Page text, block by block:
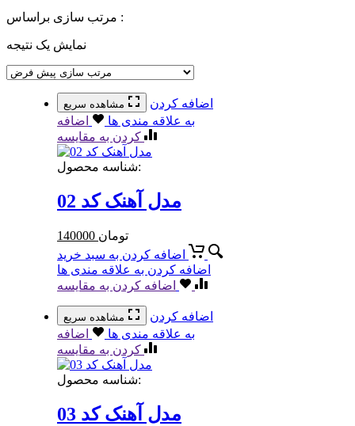
مرتب سازی براساس :
نمایش یک نتیجه
مشاهده سریع
اضافه کردن
به علاقه مندی ها
اضافه
کردن به مقایسه
شناسه محصول:
مدل آهنک کد 02
140000 تومان
اضافه کردن به سبد خرید
اضافه کردن به علاقه مندی ها
اضافه کردن به مقایسه
مشاهده سریع
اضافه کردن
به علاقه مندی ها
اضافه
کردن به مقایسه
شناسه محصول:
مدل آهنک کد 03